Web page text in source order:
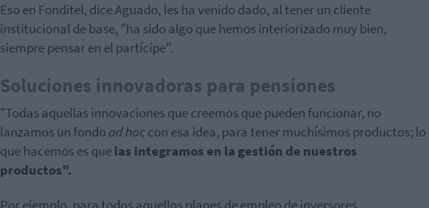
Eso en Fonditel, dice Aguado, les ha venido dado, al tener un cliente
institucional de base, "ha sido algo que hemos interiorizado muy bien,
siempre pensar en el partícipe".
Soluciones innovadoras para pensiones
"Todas aquellas innovaciones que creemos que pueden funcionar, no
lanzamos un fondo ad hoccon esa idea, para tener muchísimos productos; lo
que hacemos es quelas integramos en la gestión de nuestros
productos".